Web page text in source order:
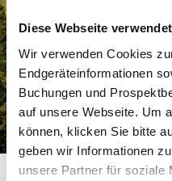
Diese Webseite
Wir verwenden Cookies
Endgeräteinformationen
Buchungen und
auf unsere Webseite. Um
können, klicken Sie bitte
geben wir Informationen
unsere Partner für soziale
Startseite Frühstückscafé